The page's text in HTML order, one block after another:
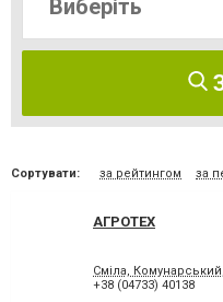
Сортувати: за рейтингом за
АГРОТЕХ
Сміла,
+38 (04733) 40138